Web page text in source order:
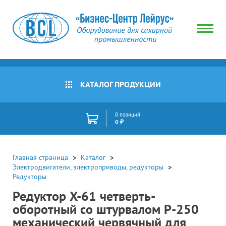
КАТАЛОГ ПРОДУКЦИИ
0 позиций
0 ₽
Главная страница
Каталог
Электродвигатели, электроприводы, редукторы
Редукторы
Редуктор X-61 четверть-
оборотный со штурвалом P-250
механический червячный для